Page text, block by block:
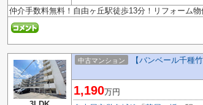
仲介手数料無料！自由ヶ丘駅徒歩13分！リフォーム物
中古マンション 【バンベール千種
1,190万円